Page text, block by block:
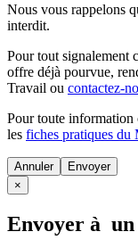
Nous vous rappelons
interdit.
Pour tout signalement
offre déjà pourvue,
Travail ou contactez-
Pour toute information
les fiches pratiques du
Annuler
×
Envoyer à un